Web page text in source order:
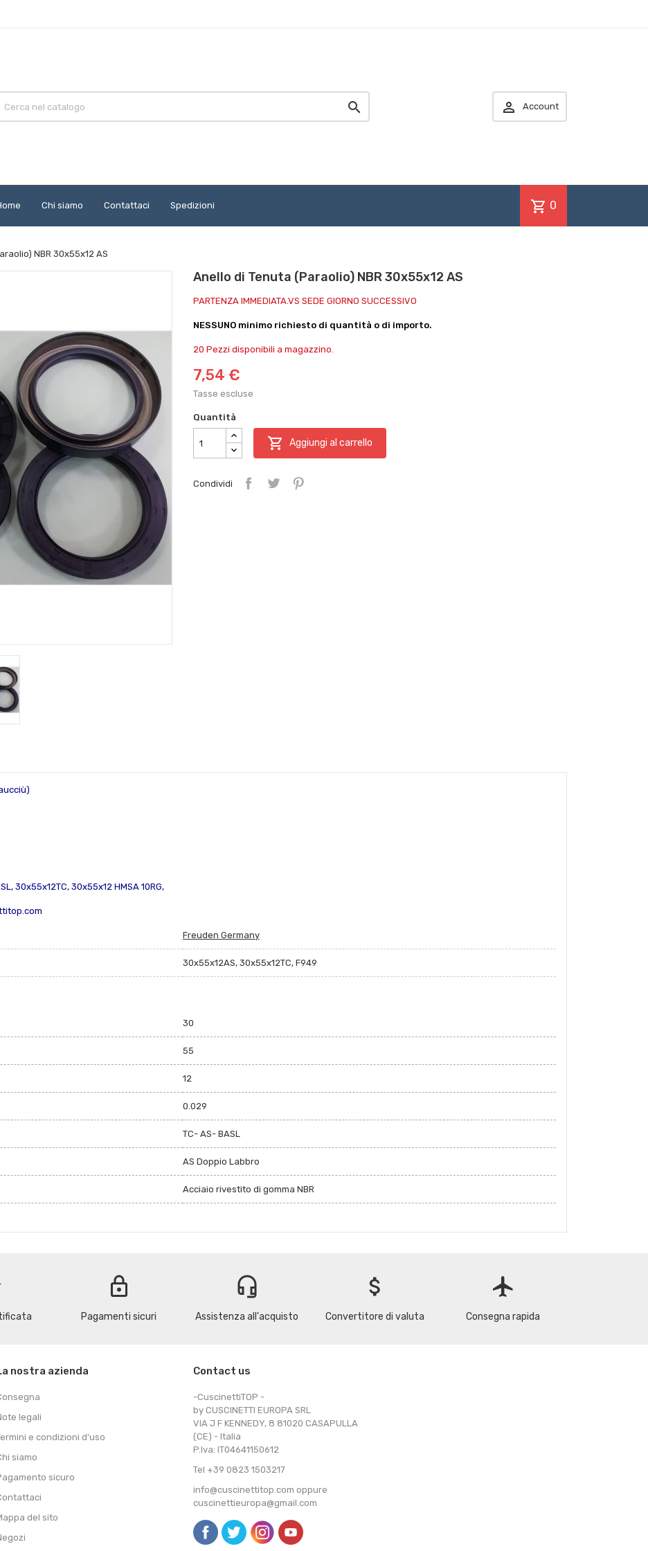
  Account
Chi siamo Contattaci Spedizioni shopping_cart 0
NBR 30x55x12 AS
Anello di Tenuta (Paraolio) NBR 30x55x12 AS
PARTENZA IMMEDIATA.VS SEDE GIORNO SUCCESSIVO
NESSUNO minimo richiesto di quantità o di importo.
20 Pezzi disponibili a magazzino.
7,54 €
Tasse escluse
Quantità
 Aggiungi al carrello
Condividi
30x55x12TC, 30x55x12 HMSA 10RG,
Freuden Germany
30x55x12AS, 30x55x12TC, F949
30
55
12
0.029
TC- AS- BASL
AS Doppio Labbro
Acciaio rivestito di gomma NBR
lock
Pagamenti sicuri
headset_mic
Assistenza all'acquisto
attach_money
Convertitore di valuta
flight
Consegna rapida
nostra azienda
legali
e condizioni d'uso
siamo
sicuro
del sito
Contact us
-CuscinettiTOP -
by CUSCINETTI EUROPA SRL
VIA J F KENNEDY, 8 81020 CASAPULLA
(CE) - Italia
P.Iva: IT04641150612
Tel +39 0823 1503217
info@cuscinettitop.com oppure
cuscinettieuropa@gmail.com